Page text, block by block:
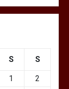
S S
1
2